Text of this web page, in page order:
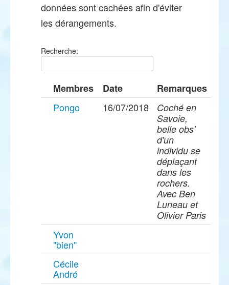
données sont cachées afin d'éviter
les dérangements.
Recherche:
Membres Date
Remarques
Pongo
16/07/2018
Coché en
Savoie,
belle obs'
d'un
individu se
déplaçant
dans les
rochers.
Avec Ben
Luneau et
Olivier Paris
Yvon
"bien"
Cécile
André